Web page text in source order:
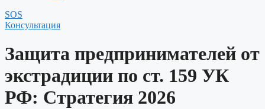
SOS
Консультация
Защита предпринимателей от
экстрадиции по ст. 159 УК
РФ: Стратегия 2026